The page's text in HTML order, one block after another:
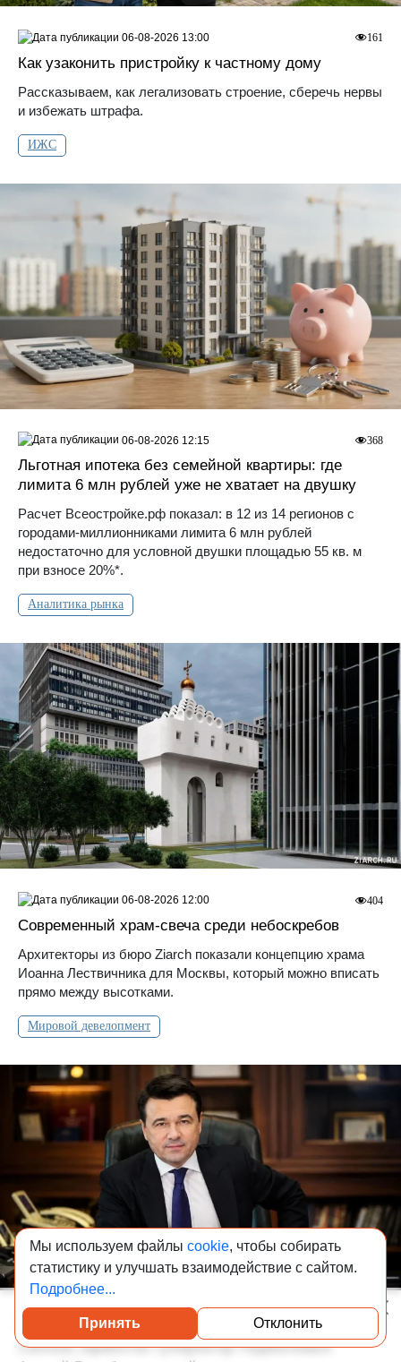
Как узаконить пристройку к частному дому
Рассказываем, как легализовать строение, сберечь нервы
и избежать штрафа.
ИЖС
161
06-08-2026 13:00
Льготная ипотека без семейной квартиры: где
лимита 6 млн рублей уже не хватает на двушку
Расчет Всеостройке.рф показал: в 12 из 14 регионов с
городами-миллионниками лимита 6 млн рублей
недостаточно для условной двушки площадью 55 кв. м
при взносе 20%*.
Аналитика рынка
368
06-08-2026 12:15
Современный храм-свеча среди небоскребов
Архитекторы из бюро Ziarch показали концепцию храма
Иоанна Лествичника для Москвы, который можно вписать
прямо между высотками.
Мировой девелопмент
404
06-08-2026 12:00
Сколько заработал губернатор Подмосковья
06-08-2026 11:00
Посмотреть каталог проверенных квартир
Мы используем файлы cookie, чтобы собирать
статистику и улучшать взаимодействие с сайтом.
Подробнее...
Принять Отклонить